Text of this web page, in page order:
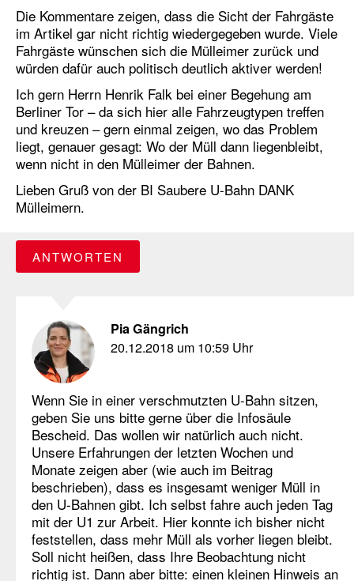
Die Kommentare zeigen, dass die Sicht der Fahrgäste
im Artikel gar nicht richtig wiedergegeben wurde. Viele
Fahrgäste wünschen sich die Mülleimer zurück und
würden dafür auch politisch deutlich aktiver werden!
Ich gern Herrn Henrik Falk bei einer Begehung am
Berliner Tor – da sich hier alle Fahrzeugtypen treffen
und kreuzen – gern einmal zeigen, wo das Problem
liegt, genauer gesagt: Wo der Müll dann liegenbleibt,
wenn nicht in den Mülleimer der Bahnen.
Lieben Gruß von der BI Saubere U-Bahn DANK
Mülleimern.
ANTWORTEN
Pia Gängrich
20.12.2018 um 10:59 Uhr
Wenn Sie in einer verschmutzten U-Bahn sitzen,
geben Sie uns bitte gerne über die Infosäule
Bescheid. Das wollen wir natürlich auch nicht.
Unsere Erfahrungen der letzten Wochen und
Monate zeigen aber (wie auch im Beitrag
beschrieben), dass es insgesamt weniger Müll in
den U-Bahnen gibt. Ich selbst fahre auch jeden Tag
mit der U1 zur Arbeit. Hier konnte ich bisher nicht
feststellen, dass mehr Müll als vorher liegen bleibt.
Soll nicht heißen, dass Ihre Beobachtung nicht
richtig ist. Dann aber bitte: einen kleinen Hinweis an